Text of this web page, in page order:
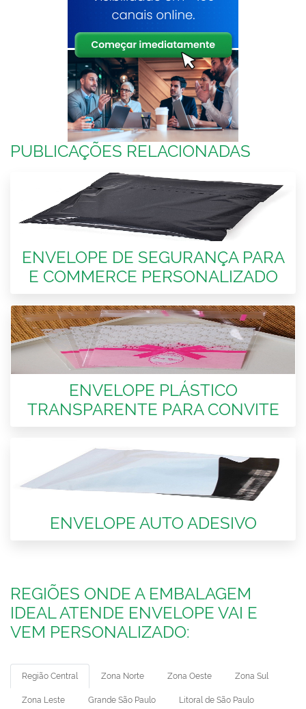
PUBLICAÇÕES RELACIONADAS
ENVELOPE DE SEGURANÇA PARA
E COMMERCE PERSONALIZADO
ENVELOPE PLÁSTICO
TRANSPARENTE PARA CONVITE
ENVELOPE AUTO ADESIVO
REGIÕES ONDE A EMBALAGEM
IDEAL ATENDE ENVELOPE VAI E
VEM PERSONALIZADO:
Região Central Zona Norte Zona Oeste Zona Sul
Zona Leste Grande São Paulo Litoral de São Paulo